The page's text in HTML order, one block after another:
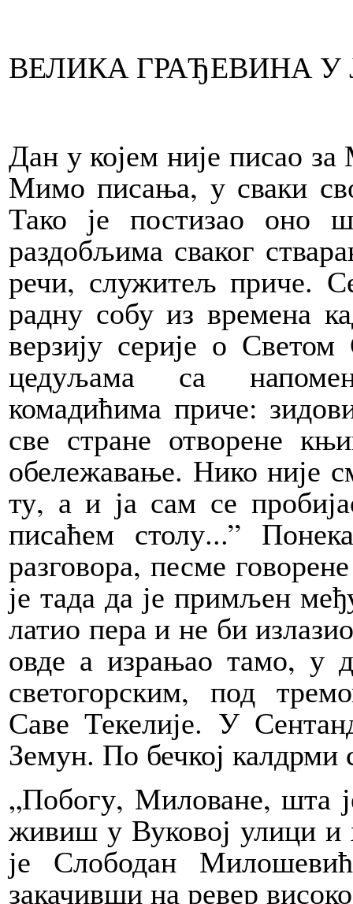
ВЕЛИКА ГРАЂЕВИНА У
Дан у којем није писао
Мимо писања, у сваки
Тако је постизао оно
раздобљима сваког
речи, служитељ приче.
радну собу из времена
верзију серије о
цедуљама са
комадићима приче:
све стране отворене
обележавање. Нико није
ту, а и ја сам се
писаћем столу...”
разговора, песме
је тада да је примљен
латио пера и не би
овде а израњао тамо, у
светогорским, под
Саве Текелије. У
Земун. По бечкој калдрми
„Побогу, Миловане, шта
живиш у Вуковој улици и
је Слободан
закачивши на ревер